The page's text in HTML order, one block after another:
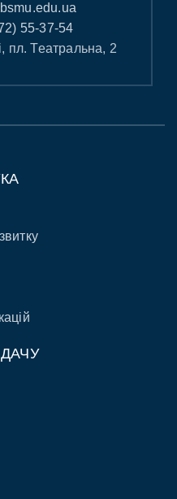
55-37-54
пл. Театральна, 2